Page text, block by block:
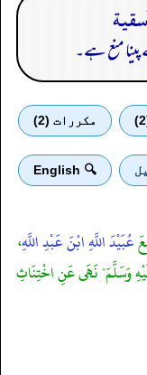
منع ہے۔
مكررات (2)
🔍 English
عُبَيْدَ اللَّهِ ابْنَ عَبْدِ اللَّهِ،
وَسَلَّمَ" نَهَى عَنِ اخْتِنَاثِ